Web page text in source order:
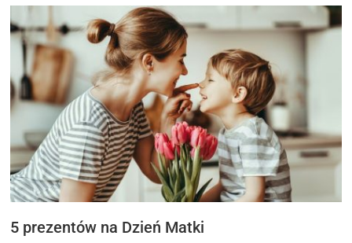
5 prezentów na Dzień Matki